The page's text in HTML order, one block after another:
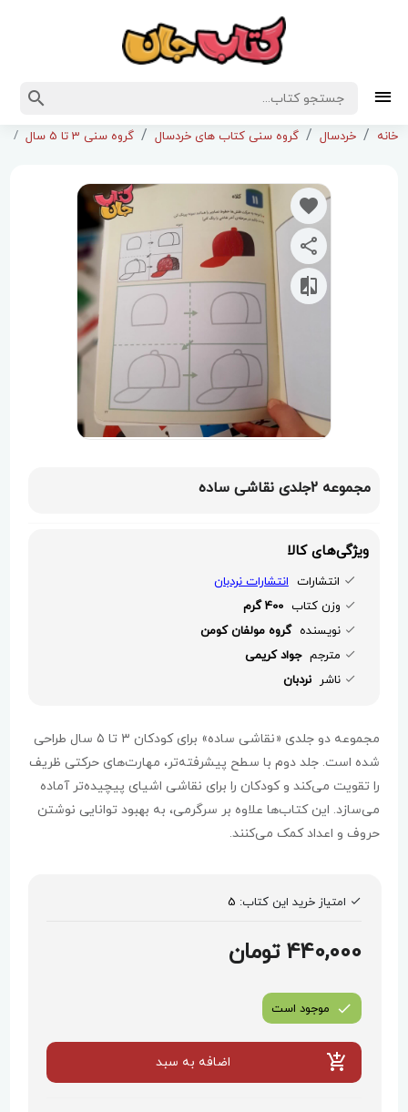
خانه خردسال گروه سنی کتاب های خردسال گروه سنی 3 تا 5 سال
مجموعه 2جلدی نقاشی ساده
ویژگی‌های کالا
انتشارات انتشارات نردبان
وزن کتاب 400 گرم
نویسنده گروه مولفان کومن
مترجم جواد کریمی
ناشر نردبان
مجموعه دو جلدی «نقاشی ساده» برای کودکان ۳ تا ۵ سال طراحی
شده است. جلد دوم با سطح پیشرفته‌تر، مهارت‌های حرکتی ظریف
را تقویت می‌کند و کودکان را برای نقاشی اشیای پیچیده‌تر آماده
می‌سازد. این کتاب‌ها علاوه بر سرگرمی، به بهبود توانایی نوشتن
حروف و اعداد کمک می‌کنند.
امتیاز خرید این کتاب: 5
440,000 تومان
موجود است
اضافه به سبد